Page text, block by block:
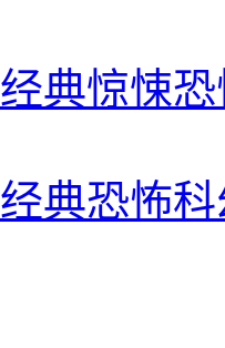
典惊悚
典恐怖